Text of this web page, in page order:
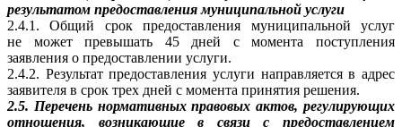
результатом предоставления муниципальной услуги
2.4.1. Общий срок предоставления муниципальной услуг
не может превышать 45 дней с момента поступления
заявления о предоставлении услуги.
2.4.2. Результат предоставления услуги направляется в адрес
заявителя в срок трех дней с момента принятия решения.
2.5. Перечень нормативных правовых актов, регулирующих
отношения, возникающие в связи с предоставлением